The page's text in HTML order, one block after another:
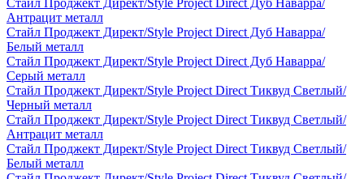
Стайл Проджект Директ/Style Project Direct Дуб Наварра/
Антрацит металл
Стайл Проджект Директ/Style Project Direct Дуб Наварра/
Белый металл
Стайл Проджект Директ/Style Project Direct Дуб Наварра/
Серый металл
Стайл Проджект Директ/Style Project Direct Тиквуд Светлый/
Черный металл
Стайл Проджект Директ/Style Project Direct Тиквуд Светлый/
Антрацит металл
Стайл Проджект Директ/Style Project Direct Тиквуд Светлый/
Белый металл